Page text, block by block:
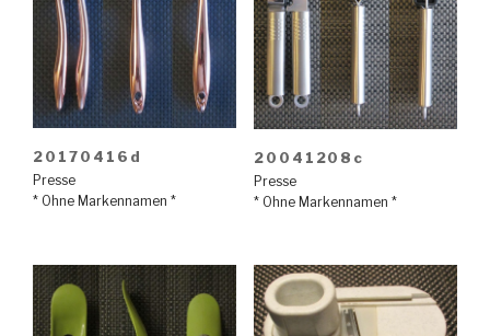
20170416d
Presse
* Ohne Markennamen *
20041208c
Presse
* Ohne Markennamen *